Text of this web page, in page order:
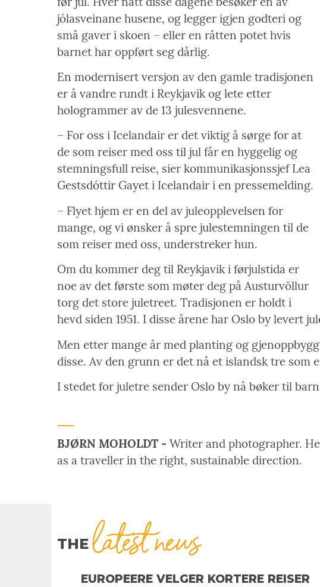
jólasveinane husene, og legger igjen godteri og
små gaver i skoen – eller en råtten potet hvis
barnet har oppført seg dårlig.
En modernisert versjon av den gamle tradisjonen
er å vandre rundt i Reykjavik og lete etter
hologrammer av de 13 julesvennene.
– For oss i Icelandair er det viktig å sørge for at
de som reiser med oss til jul får en hyggelig og
stemningsfull reise, sier kommunikasjonssjef Lea
Gestsdóttir Gayet i Icelandair i en pressemelding.
– Flyet hjem er en del av juleopplevelsen for
mange, og vi ønsker å spre julestemningen til de
som reiser med oss, understreker hun.
Om du kommer deg til Reykjavik i førjulstida er
noe av det første som møter deg på Austurvöllur
torg det store juletreet. Tradisjonen er holdt i
hevd siden 1951. I disse årene har Oslo by levert
Men etter mange år med planting og
disse. Av den grunn er det nå et islandsk tre som
I stedet for juletre sender Oslo by nå bøker til
BJØRN MOHOLDT - Writer and photographer.
as a traveller in the right, sustainable direction.
THElatest news
EUROPEERE VELGER KORTERE REISER